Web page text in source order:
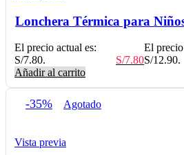
Lonchera Térmica para
El
S/12.90.
S/7.80
El precio actual es:
S/7.80.
Añadir al carrito
-35% Agotado
Vista previa